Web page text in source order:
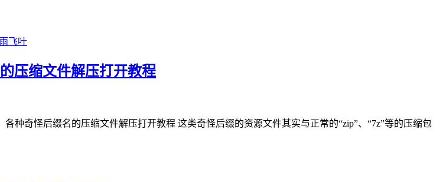
压缩文件解压打开教程
种奇怪后缀名的压缩文件解压打开教程 这类奇怪后缀的资源文件其实与正常的“zip”、“7z”等的压缩包